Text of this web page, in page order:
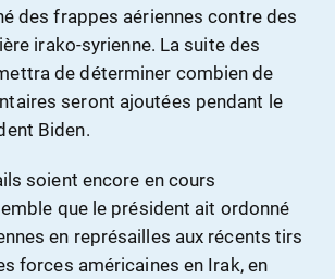
des frappes aériennes contre des
irako-syrienne. La suite des
de déterminer combien de
seront ajoutées pendant le
Biden.
soient encore en cours
que le président ait ordonné
en représailles aux récents tirs
forces américaines en Irak, en